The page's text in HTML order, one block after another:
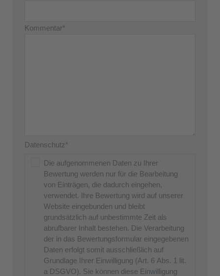
Kommentar*
Datenschutz*
Die aufgenommenen Daten zu Ihrer
Bewertung werden nur für die Bearbeitung
von Einträgen, die dadurch eingehen,
verwendet. Ihre Bewertung wird auf unserer
Website eingebunden und bleibt
grundsätzlich auf unbestimmte Zeit als
abrufbarer Inhalt bestehen. Die Verarbeitung
der in das Bewertungsformular eingegebenen
Daten erfolgt somit ausschließlich auf
Grundlage Ihrer Einwilligung (Art. 6 Abs. 1 lit.
a DSGVO). Sie können diese Einwilligung